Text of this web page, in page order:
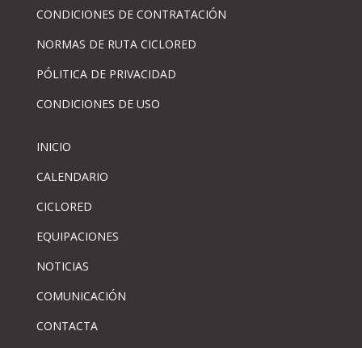
CONDICIONES DE CONTRATACIÓN
NORMAS DE RUTA CICLORED
PÓLITICA DE PRIVACIDAD
CONDICIONES DE USO
INICIO
CALENDARIO
CICLORED
EQUIPACIONES
NOTICIAS
COMUNICACIÓN
CONTACTA